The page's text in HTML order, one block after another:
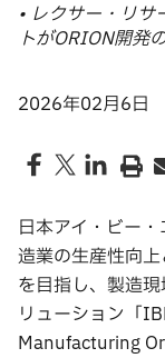
• レクサー・リ
トがORION開発
2026年02月6日
日本アイ・ビー
造業の生産性向
を目指し、製造
リューション「
Manufacturing